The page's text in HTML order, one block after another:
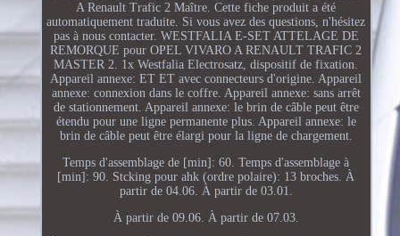
A Renault Trafic 2 Maître. Cette fiche produit a été
automatiquement traduite. Si vous avez des questions, n'hésitez
pas à nous contacter. WESTFALIA E-SET ATTELAGE DE
REMORQUE pour OPEL VIVARO A RENAULT TRAFIC 2
MASTER 2. 1x Westfalia Electrosatz, dispositif de fixation.
Appareil annexe: ET ET avec connecteurs d'origine. Appareil
annexe: connexion dans le coffre. Appareil annexe: sans arrêt
de stationnement. Appareil annexe: le brin de câble peut être
étendu pour une ligne permanente plus. Appareil annexe: le
brin de câble peut être élargi pour la ligne de chargement.
Temps d'assemblage de [min]: 60. Temps d'assemblage à
[min]: 90. Stcking pour ahk (ordre polaire): 13 broches. À
partir de 04.06. À partir de 03.01.
À partir de 09.06. À partir de 07.03.